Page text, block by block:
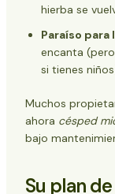
hierba se
Paraíso
encanta
si tienes
Muchos
ahora césped
bajo
Su plan